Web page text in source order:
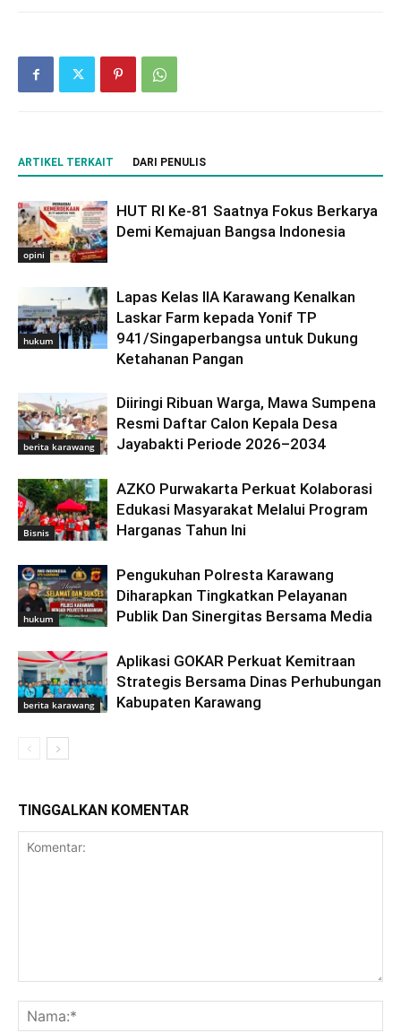
ARTIKEL TERKAIT DARI PENULIS
opini
HUT RI Ke-81 Saatnya Fokus Berkarya
Demi Kemajuan Bangsa Indonesia
hukum
Lapas Kelas IIA Karawang Kenalkan
Laskar Farm kepada Yonif TP
941/Singaperbangsa untuk Dukung
Ketahanan Pangan
berita karawang
Diiringi Ribuan Warga, Mawa Sumpena
Resmi Daftar Calon Kepala Desa
Jayabakti Periode 2026–2034
Bisnis
AZKO Purwakarta Perkuat Kolaborasi
Edukasi Masyarakat Melalui Program
Harganas Tahun Ini
hukum
Pengukuhan Polresta Karawang
Diharapkan Tingkatkan Pelayanan
Publik Dan Sinergitas Bersama Media
berita karawang
Aplikasi GOKAR Perkuat Kemitraan
Strategis Bersama Dinas Perhubungan
Kabupaten Karawang
TINGGALKAN KOMENTAR